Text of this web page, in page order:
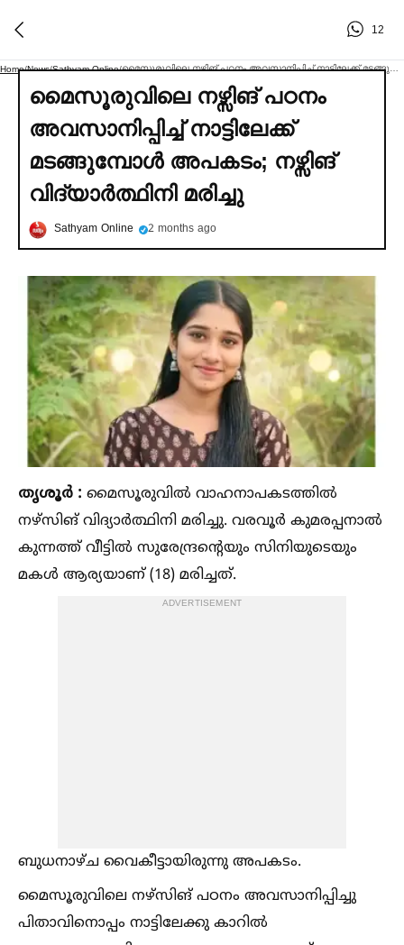
12
Home/News/Sathyam Online/
മൈസൂരുവിലെ നഴ്സിങ് പഠനം
അവസാനിപ്പിച്ച്‌ നാട്ടിലേക്ക്
മടങ്ങുമ്പോള്‍ അപകടം; നഴ്സിങ്
വിദ്യാര്‍ത്ഥിനി മരിച്ചു
Sathyam Online 2 months ago
തൃശൂർ : മൈസൂരുവില്‍ വാഹനാപകടത്തില്‍
നഴ്സിങ് വിദ്യാർത്ഥിനി മരിച്ചു. വരവൂർ കുമരപ്പനാല്‍
കുന്നത്ത് വീട്ടില്‍ സുരേന്ദ്രന്റെയും സിനിയുടെയും
മകള്‍ ആര്യയാണ് (18) മരിച്ചത്.
ADVERTISEMENT
ബുധനാഴ്ച വൈകീട്ടായിരുന്നു അപകടം.
മൈസൂരുവിലെ നഴ്സിങ് പഠനം അവസാനിപ്പിച്ചു
പിതാവിനൊപ്പം നാട്ടിലേക്കു കാറില്‍